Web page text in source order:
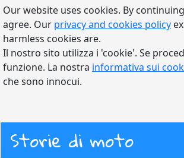
Our website uses cookies. By
agree. Our privacy and cookies policy
harmless cookies are.
Il nostro sito utilizza i 'cookie'. Se
funzione. La nostra informativa sui
che sono innocui.
Storie di moto